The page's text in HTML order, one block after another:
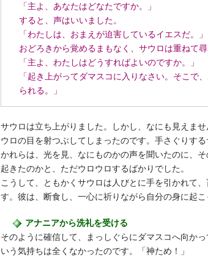
「主よ、あなたはどなたですか。」
すると、声はいいました。
「わたしは、おまえが迫害しているイエスだ。」
おどろきから覚めるまもなく、サウロは重ねて尋
「主よ、わたしはどうすればよいのですか。」
「起き上がってダマスコに入りなさい。そこで
られる。」
サウロは立ち上がりました。しかし、なにも見えま
ウロの目を射つぶしてしまったのです。手さぐりす
かれらは、光を見、なにものかの声を聞いたのに、
起きたのかと、ただウロウロするばかりでした。
こうして、ともかくサウロは人びとに手を引かれて
す。彼は、断食し、一心に祈りながら自分の身に起こ
アナニアから洗礼を受ける
そのように確信して、まっしぐらにダマスコへ向か
いう気持ちは全くなかったのです。「神ため！」